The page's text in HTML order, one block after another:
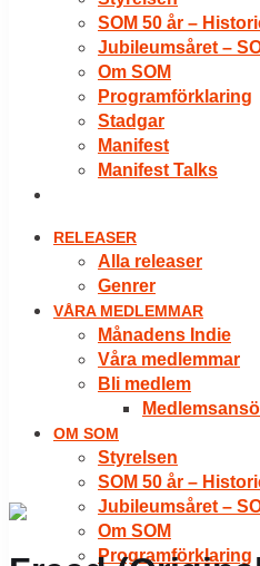
SOM 50 år –
Jubileumsåret –
Om SOM
Programförklaring
Stadgar
Manifest
Manifest Talks
RELEASER
Alla releaser
Genrer
VÅRA MEDLEMMAR
Månadens Indie
Våra medlemmar
Bli medlem
OM SOM
Styrelsen
SOM 50 år –
Jubileumsåret –
Om SOM
Programförklaring